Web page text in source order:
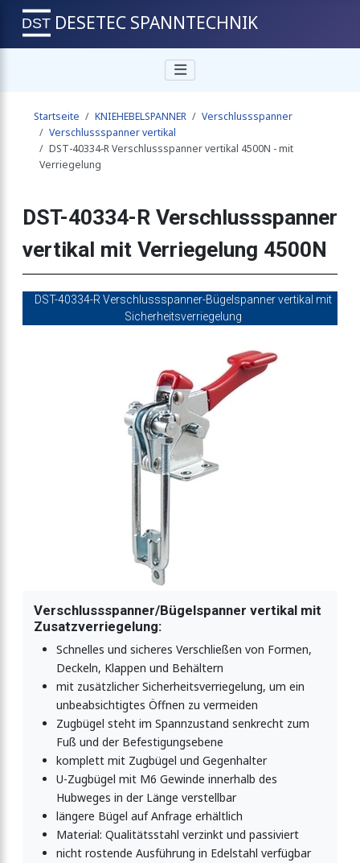
vertikal 2250N - EDELSTAHL
vertikal 4500N
vertikal 4500N - EDELSTAHL
vertikal 4500N - mit Verriegelung
vertikal 9000N - EDELSTAHL
vertikal 9000N - mit Verriegelung
DESETEC SPANNTECHNIK
Startseite KNIEHEBELSPANNER
Verschlussspanner
Verschlussspanner vertikal
DST-40334-R Verschlussspanner vertikal 4500N - mit
Verriegelung
DST-40334-R Verschlussspanner
vertikal mit Verriegelung 4500N
DST-40334-R Verschlussspanner-Bügelspanner vertikal mit
Sicherheitsverriegelung
Verschlussspanner/Bügelspanner vertikal mit
Zusatzverriegelung:
Schnelles und sicheres Verschließen von Formen,
Deckeln, Klappen und Behältern
mit zusätzlicher Sicherheitsverriegelung, um ein
unbeabsichtigtes Öffnen zu vermeiden
Zugbügel steht im Spannzustand senkrecht zum
Fuß und der Befestigungsebene
komplett mit Zugbügel und Gegenhalter
U-Zugbügel mit M6 Gewinde innerhalb des
Hubweges in der Länge verstellbar
längere Bügel auf Anfrage erhältlich
Material: Qualitätsstahl verzinkt und passiviert
nicht rostende Ausführung in Edelstahl verfügbar